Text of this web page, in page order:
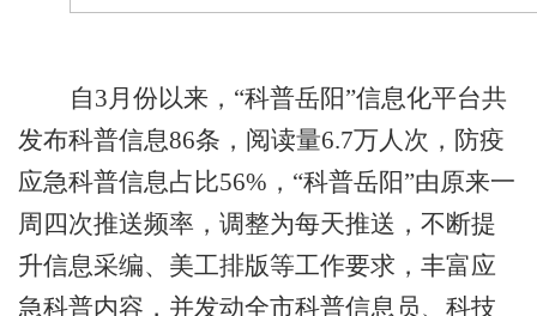
自3月份以来，“科普岳阳”信息化平台共
发布科普信息86条，阅读量6.7万人次，防疫
应急科普信息占比56%，“科普岳阳”由原来一
周四次推送频率，调整为每天推送，不断提
升信息采编、美工排版等工作要求，丰富应
急科普内容，并发动全市科普信息员、科技